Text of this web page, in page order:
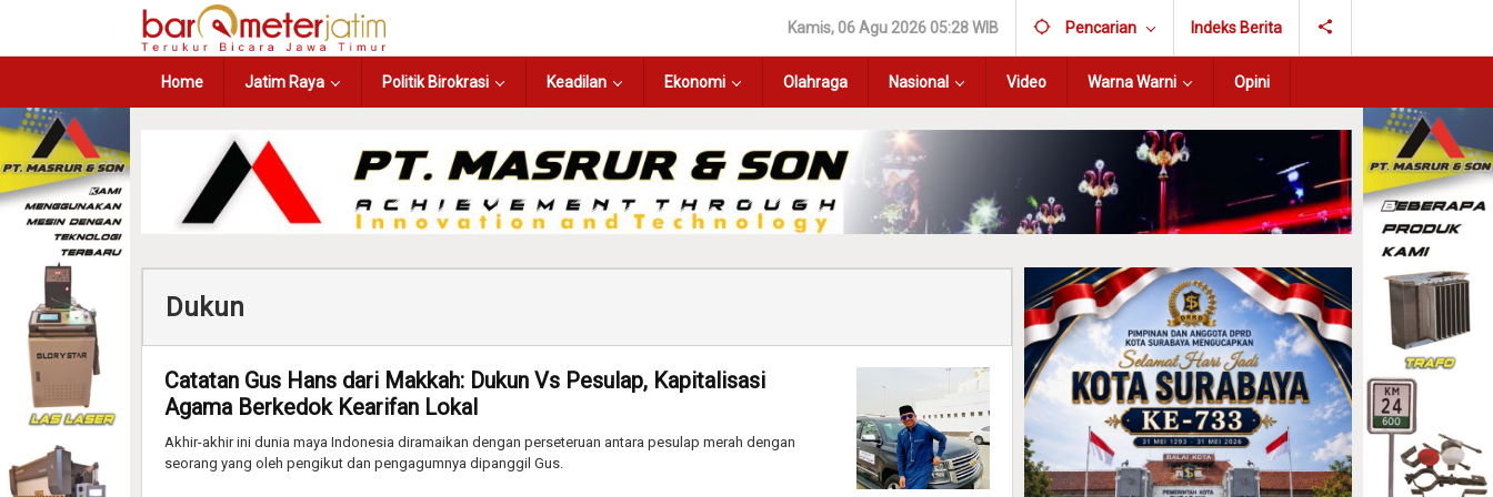
Kamis, 06 Agu 2026 05:28 WIB Pencarian Indeks Berita
Home Jatim Raya Politik Birokrasi Keadilan Ekonomi Olahraga Nasional Video Warna Warni Opini
Dukun
Catatan Gus Hans dari Makkah: Dukun Vs Pesulap, Kapitalisasi
Agama Berkedok Kearifan Lokal
Akhir-akhir ini dunia maya Indonesia diramaikan dengan perseteruan antara pesulap merah dengan
seorang yang oleh pengikut dan pengagumnya dipanggil Gus.